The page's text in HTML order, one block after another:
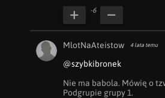
-6
MlotNaAteistow 4 lata temu
@szybkibronek
Nie ma babola. Mówię o
Podgrupie grupy 1.